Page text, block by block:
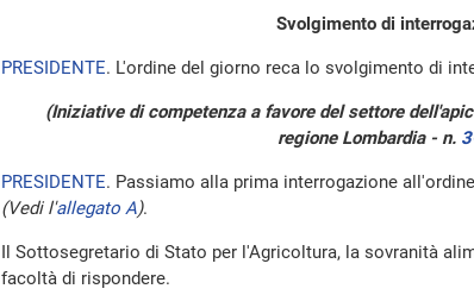
Svolgimento di
PRESIDENTE. L'ordine del giorno reca lo svolgimento di
(Iniziative di competenza a favore del settore
regione Lombardia - n.
PRESIDENTE. Passiamo alla prima interrogazione
(Vedi l'allegato A).
Il Sottosegretario di Stato per l'Agricoltura, la sovranità
facoltà di rispondere.